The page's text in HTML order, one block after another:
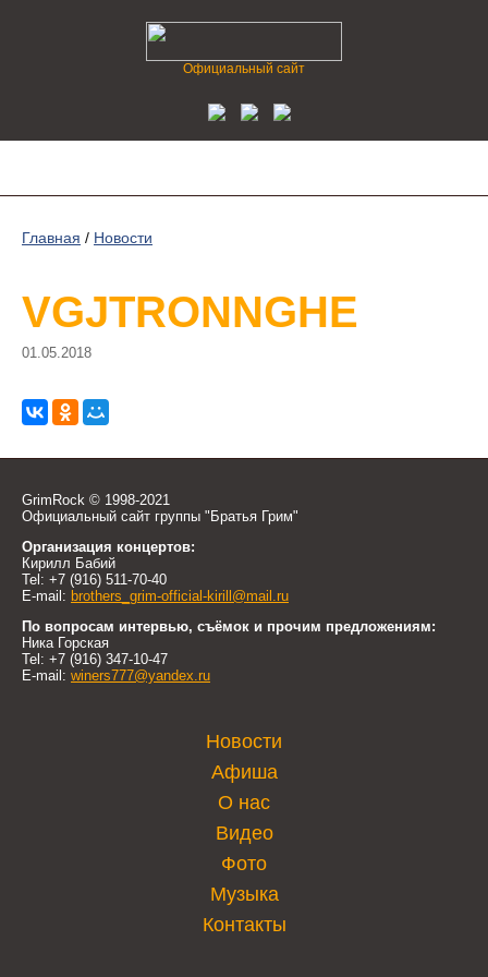
Официальный сайт
Главная / Новости
VGJTRONNGHE
01.05.2018
GrimRock © 1998-2021
Официальный сайт группы "Братья Грим"
Организация концертов:
Кирилл Бабий
Tel: +7 (916) 511-70-40
E-mail: brothers_grim-official-kirill@mail.ru
По вопросам интервью, съёмок и прочим предложениям:
Ника Горская
Tel: +7 (916) 347-10-47
E-mail: winers777@yandex.ru
Новости
Афиша
О нас
Видео
Фото
Музыка
Контакты